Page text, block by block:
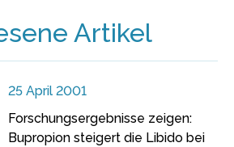
Artikel
25 April 2001
Forschungsergebnisse zeigen:
Bupropion steigert die Libido bei